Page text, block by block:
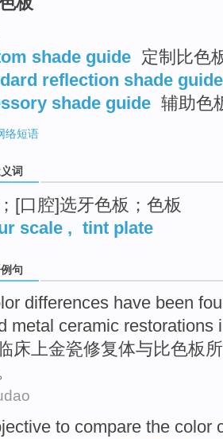
shade guide 定制比色
reflection shade guide
shade guide 辅助色
络短语
词
[口腔]选牙色板；色板
scale , tint plate
句
differences have been
metal ceramic restorations
床上金瓷修复体与比色板
to compare the color